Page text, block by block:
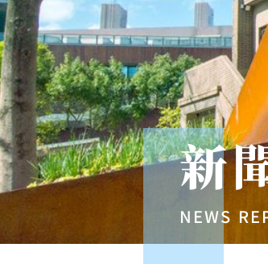
新
NEWS